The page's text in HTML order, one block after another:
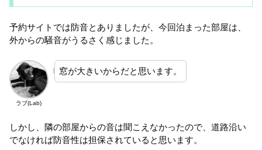
予約サイトでは防音とありましたが、今回泊まった部屋は、
外からの騒音がうるさく感じました。
ラブ(Lab)
窓が大きいからだと思います。
しかし、隣の部屋からの音は聞こえなかったので、道路沿い
でなければ防音性は担保されていると思います。